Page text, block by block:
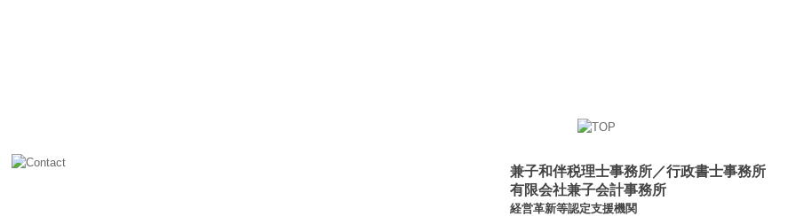
兼子和伴税理士事務所／行政書士事務所
有限会社兼子会計事務所
経営革新等認定支援機関